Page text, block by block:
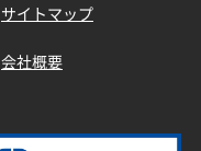
サイトマップ
会社概要